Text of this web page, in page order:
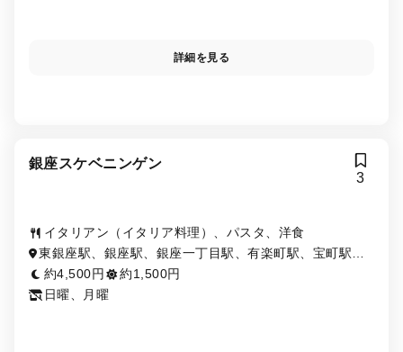
詳細を見る
銀座スケベニンゲン
3
イタリアン（イタリア料理）、パスタ、洋食
東銀座駅、銀座駅、銀座一丁目駅、有楽町駅、宝町駅、
新富町駅、築地駅、京橋駅、日比谷駅、築地市場駅
約4,500円
約1,500円
日曜、月曜